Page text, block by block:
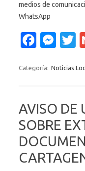
medios de
WhatsApp
Fa
e
o
o
k
M
se
g
er
T
r
Categoría: Noticias
AVISO DE
SOBRE